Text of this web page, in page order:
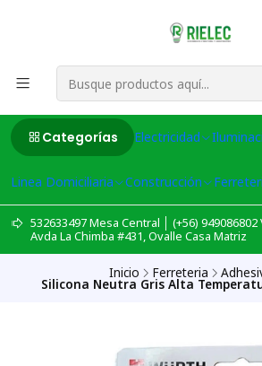
Categorías Electricidad
Linea Domiciliaria Construcción
532633497 Mesa Central │ (+56) 949086802
Avda La Chimba #431, Ovalle Casa Matriz
Inicio Ferreteria
Silicona Neutra Gris Alta